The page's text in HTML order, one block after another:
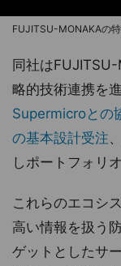
FUJITSU-MONAKAの
同社は
略的技術連携を
Supermicroとの
の基本設計受注
しポートフォリ
これらのエコシ
高い情報を扱う
ゲットとしたサ